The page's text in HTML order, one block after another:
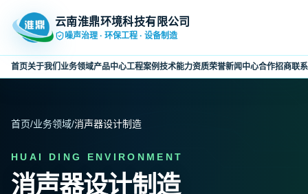
云南淮鼎环境科技有限公司
噪声治理 · 环保工程 · 设备制造
首页关于我们业务领域产品中心工程案例技术能力资质荣誉新闻中心合作招商联
首页/业务领域/消声器设计制造
HUAI DING ENVIRONMENT
消声器设计制造